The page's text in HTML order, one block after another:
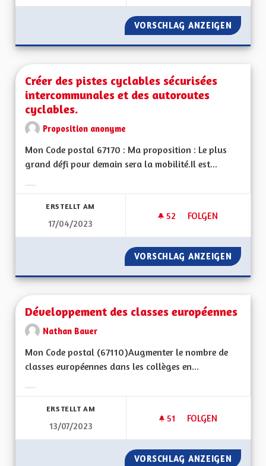
VORSCHLAG ANZEIGEN
Créer des pistes cyclables sécurisées
intercommunales et des autoroutes
cyclables.
Proposition anonyme
Mon Code postal 67170 : Ma proposition : Le plus
grand défi pour demain sera la mobilité.Il est...
ERSTELLT AM
17/04/2023
52 52 FOLLOWER
FOLGEN
CRÉER DES
VORSCHLAG ANZEIGEN
Développement des classes européennes
Nathan Bauer
Mon Code postal (67110)Augmenter le nombre de
classes européennes dans les collèges en...
ERSTELLT AM
13/07/2023
51 51 FOLLOWER
FOLGEN
DÉVELOPPEMENT
VORSCHLAG ANZEIGEN